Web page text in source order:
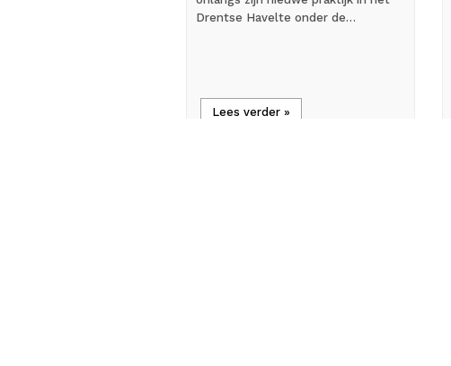
Drentse Havelte onder de…
Lees verder »